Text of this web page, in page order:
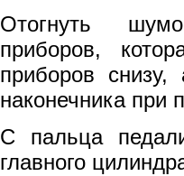
Отогнуть
приборов,
приборов
наконечника при
С пальца
главного